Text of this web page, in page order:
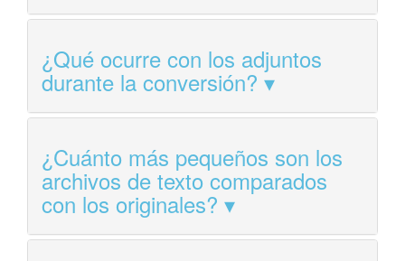
¿Qué ocurre con los adjuntos
durante la conversión?
¿Cuánto más pequeños son los
archivos de texto comparados
con los originales?